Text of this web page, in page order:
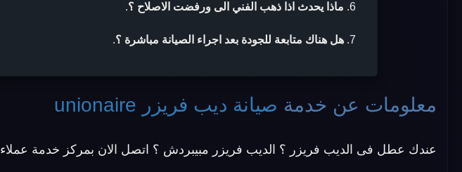
ماذا يحدث اذا ذهب الفني الى ورفضت الاصلاح ؟.
هل هناك متابعة للجودة بعد اجراء الصيانة مباشرة ؟.
معلومات عن خدمة صيانة ديب فريزر unionaire
عندك عطل فى الديب فريزر ؟ الديب فريزر مبيبردش ؟ اتصل الان بمركز خدمة عملاء